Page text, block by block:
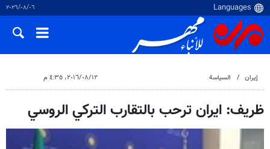
٠٦‏/٠٨‏/٢٠٢٦
إيران السياسة ١٢‏/٠٨‏/٢٠١٦، ٤:٣٥ م
ظريف: ايران ترحب بالتقارب التركي الروسي